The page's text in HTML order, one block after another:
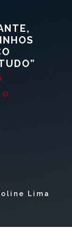
O
Lima